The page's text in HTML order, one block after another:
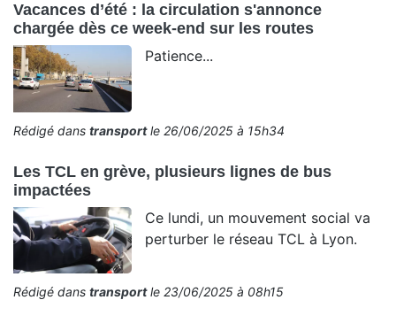
Vacances d’été : la circulation s'annonce
chargée dès ce week-end sur les routes
Patience...
Rédigé dans transportle 26/06/2025 à 15h34
Les TCL en grève, plusieurs lignes de bus
impactées
Ce lundi, un mouvement social va
perturber le réseau TCL à Lyon.
Rédigé dans transportle 23/06/2025 à 08h15